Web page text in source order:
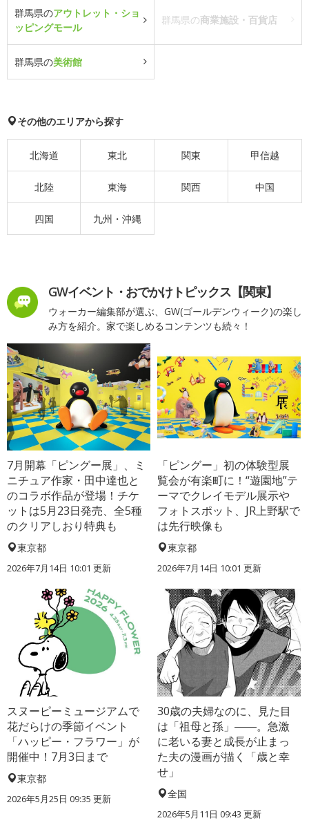
群馬県のアウトレット・ショ
ッピングモール
群馬県の商業施設・百貨店
群馬県の美術館
その他のエリアから探す
北海道 東北 関東 甲信越
北陸 東海 関西 中国
四国 九州・沖縄
GWイベント・おでかけトピックス【関東】
ウォーカー編集部が選ぶ、GW(ゴールデンウィーク)の楽し
み方を紹介。家で楽しめるコンテンツも続々！
7月開幕「ピングー展」、ミ
ニチュア作家・田中達也と
のコラボ作品が登場！チケ
ットは5月23日発売、全5種
のクリアしおり特典も
東京都
2026年7月14日 10:01 更新
「ピングー」初の体験型展
覧会が有楽町に！“遊園地”テ
ーマでクレイモデル展示や
フォトスポット、JR上野駅で
は先行映像も
東京都
2026年7月14日 10:01 更新
スヌーピーミュージアムで
花だらけの季節イベント
「ハッピー・フラワー」が
開催中！7月3日まで
東京都
2026年5月25日 09:35 更新
30歳の夫婦なのに、見た目
は「祖母と孫」――。急激
に老いる妻と成長が止まっ
た夫の漫画が描く「歳と幸
せ」
全国
2026年5月11日 09:43 更新